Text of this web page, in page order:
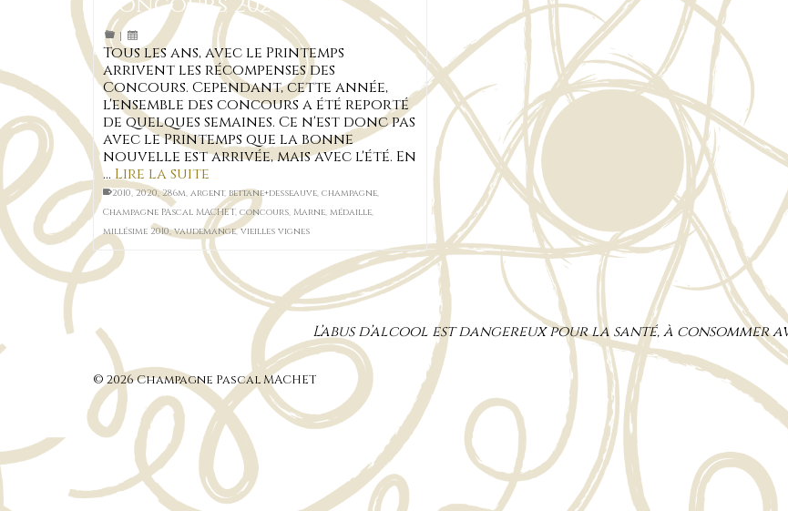
|
Tous les ans, avec le Printemps
arrivent les récompenses des
Concours. Cependant, cette année,
l'ensemble des concours a été reporté
de quelques semaines. Ce n'est donc pas
avec le Printemps que la bonne
nouvelle est arrivée, mais avec l'été. En
… Lire la suite
2010,2020,286m, argent, bettane+desseauve, champagne,
Champagne PAscal MACHET, concours, Marne, médaille,
millésime 2010,vaudemange,vieilles vignes
L’abus d’alcool est dangereux pour la santé, à consommer
© 2026 Champagne Pascal MACHET